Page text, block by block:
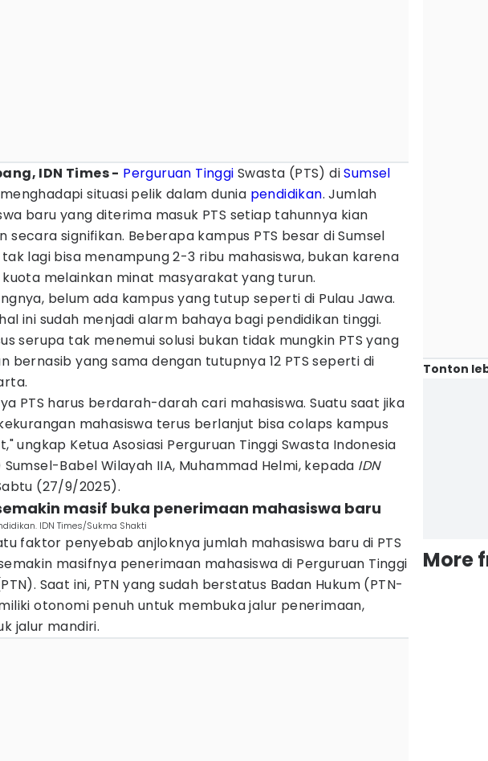
IDN Times - Perguruan Tinggi Swasta (PTS) diSumsel
situasi pelik dalam dunia pendidikan. Jumlah
baru yang diterima masuk PTS setiap tahunnya kian
secara signifikan. Beberapa kampus PTS besar di Sumsel
lagi bisa menampung 2-3 ribu mahasiswa, bukan karena
melainkan minat masyarakat yang turun.
belum ada kampus yang tutup seperti di Pulau Jawa.
ini sudah menjadi alarm bahaya bagi pendidikan tinggi.
serupa tak menemui solusi bukan tidak mungkin PTS yang
bernasib yang sama dengan tutupnya 12 PTS seperti di
PTS harus berdarah-darah cari mahasiswa. Suatu saat jika
mahasiswa terus berlanjut bisa colaps kampus
ungkap Ketua Asosiasi Perguruan Tinggi Swasta Indonesia
Sumsel-Babel Wilayah IIA, Muhammad Helmi, kepada IDN
(27/9/2025).
semakin masif buka penerimaan mahasiswa baru
IDN Times/Sukma Shakti
faktor penyebab anjloknya jumlah mahasiswa baru di PTS
masifnya penerimaan mahasiswa di Perguruan Tinggi
Saat ini, PTN yang sudah berstatus Badan Hukum (PTN-
otonomi penuh untuk membuka jalur penerimaan,
jalur mandiri.
Tonton
More